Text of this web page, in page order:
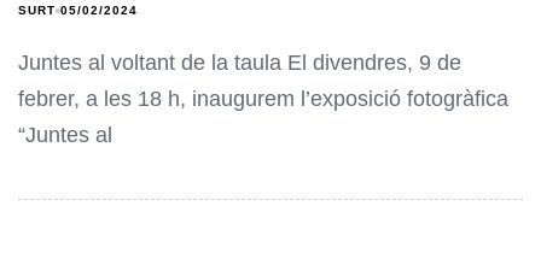
SURT 05/02/2024
Juntes al voltant de la taula El divendres, 9 de
febrer, a les 18 h, inaugurem l’exposició fotogràfica
“Juntes al